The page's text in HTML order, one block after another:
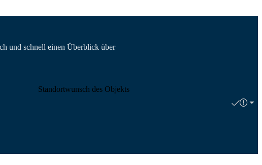
und schnell einen Überblick über
Standortwunsch des Objekts